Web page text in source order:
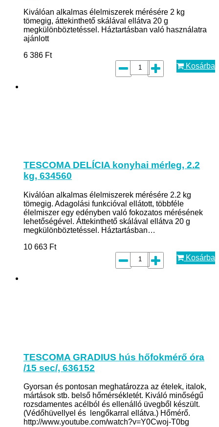
Kiválóan alkalmas élelmiszerek mérésére 2 kg
tömegig, áttekinthető skálával ellátva 20 g
megkülönböztetéssel. Háztartásban való használatra
ajánlott
6 386 Ft
Kosárba
TESCOMA DELÍCIA konyhai mérleg, 2.2
kg, 634560
Kiválóan alkalmas élelmiszerek mérésére 2.2 kg
tömegig. Adagolási funkcióval ellátott, többféle
élelmiszer egy edényben való fokozatos mérésének
lehetőségével. Áttekinthető skálával ellátva 20 g
megkülönböztetéssel. Háztartásban…
10 663 Ft
Kosárba
TESCOMA GRADIUS hús hőfokmérő óra
/15 sec/, 636152
Gyorsan és pontosan meghatározza az ételek, italok,
mártások stb. belső hőmérsékletét. Kiváló minőségű
rozsdamentes acélból és ellenálló üvegből készült.
(Védőhüvellyel és lengőkarral ellátva.) Hőmérő.
http://www.youtube.com/watch?v=Y0Cwoj-T0bg